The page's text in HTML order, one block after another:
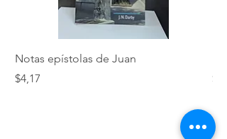
Notas epístolas de Juan
Precio
$4,17